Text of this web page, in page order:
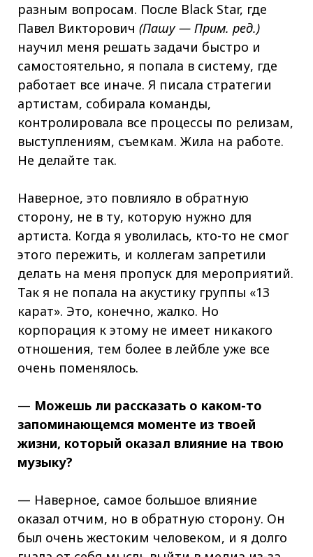
разным вопросам. После Black Star, где
Павел Викторович (Пашу — Прим. ред.)
научил меня решать задачи быстро и
самостоятельно, я попала в систему, где
работает все иначе. Я писала стратегии
артистам, собирала команды,
контролировала все процессы по релизам,
выступлениям, съемкам. Жила на работе.
Не делайте так.
Наверное, это повлияло в обратную
сторону, не в ту, которую нужно для
артиста. Когда я уволилась, кто-то не смог
этого пережить, и коллегам запретили
делать на меня пропуск для мероприятий.
Так я не попала на акустику группы «13
карат». Это, конечно, жалко. Но
корпорация к этому не имеет никакого
отношения, тем более в лейбле уже все
очень поменялось.
— Можешь ли рассказать о каком-то
запоминающемся моменте из твоей
жизни, который оказал влияние на твою
музыку?
— Наверное, самое большое влияние
оказал отчим, но в обратную сторону. Он
был очень жестоким человеком, и я долго